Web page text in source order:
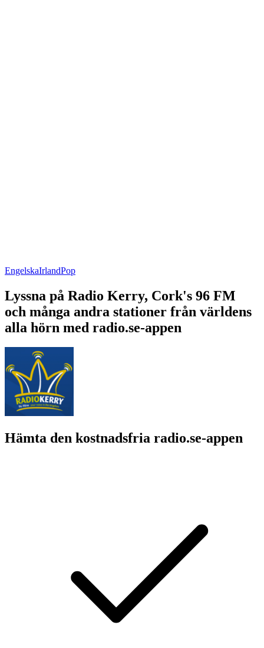
EngelskaIrlandPop
Lyssna på Radio Kerry, Cork's 96 FM
och många andra stationer från världens
alla hörn med radio.se-appen
Hämta den kostnadsfria radio.se-appen